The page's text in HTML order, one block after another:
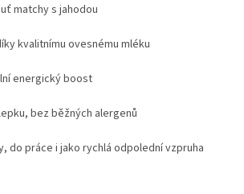
matchy s jahodou
kvalitnímu ovesnému mléku
energický boost
bez běžných alergenů
do práce i jako rychlá odpolední vzpruha